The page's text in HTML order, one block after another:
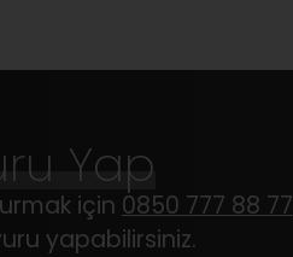
Yap
için 0850 777 88 77
yapabilirsiniz.